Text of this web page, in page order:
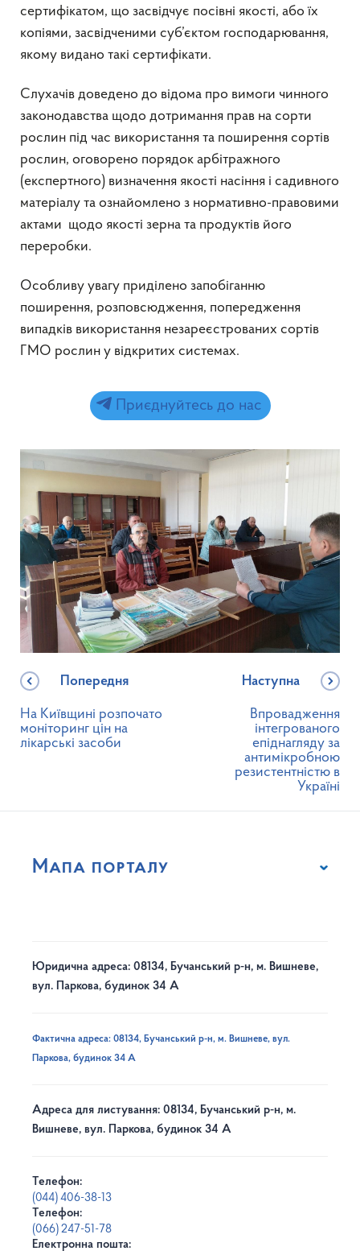
сертифікатом, що засвідчує посівні якості, або їх
копіями, засвідченими суб’єктом господарювання,
якому видано такі сертифікати.
Слухачів доведено до відома про вимоги чинного
законодавства щодо дотримання прав на сорти
рослин під час використання та поширення сортів
рослин, оговорено порядок арбітражного
(експертного) визначення якості насіння і садивного
матеріалу та ознайомлено з нормативно-правовими
актами щодо якості зерна та продуктів його
переробки.
Особливу увагу приділено запобіганню
поширення, розповсюдження, попередження
випадків використання незареєстрованих сортів
ГМО рослин у відкритих системах.
Приєднуйтесь до нас
Попередня
На Київщині розпочато
моніторинг цін на
лікарські засоби
Наступна
Впровадження
інтегрованого
епіднагляду за
антимікробною
резистентністю в
Україні
Мапа порталу
Юридична адреса: 08134, Бучанський р-н, м. Вишневе,
вул. Паркова, будинок 34 А
Фактична адреса: 08134, Бучанський р-н, м. Вишневе, вул.
Паркова, будинок 34 А
Адреса для листування: 08134, Бучанський р-н, м.
Вишневе, вул. Паркова, будинок 34 А
Телефон:
(044) 406-38-13
Телефон:
(066) 247-51-78
Електронна пошта: